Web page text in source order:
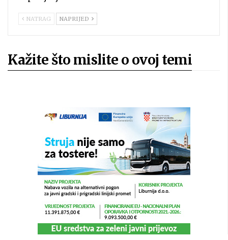
NATRAG NAPRIJED
Kažite što mislite o ovoj temi